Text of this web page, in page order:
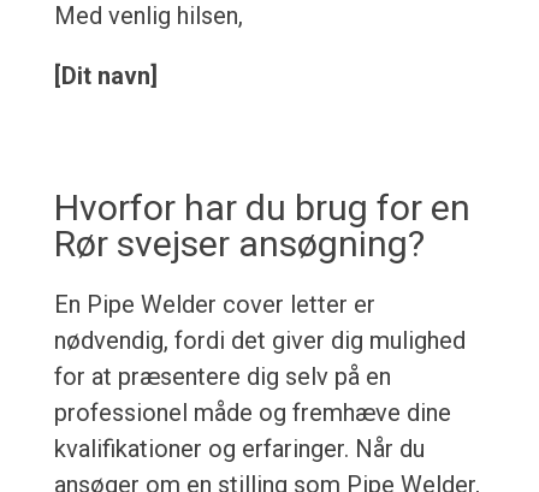
Med venlig hilsen,
[Dit navn]
Hvorfor har du brug for en
Rør svejser ansøgning?
En Pipe Welder cover letter er
nødvendig, fordi det giver dig mulighed
for at præsentere dig selv på en
professionel måde og fremhæve dine
kvalifikationer og erfaringer. Når du
ansøger om en stilling som Pipe Welder,